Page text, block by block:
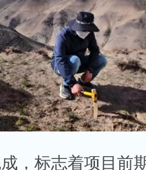
，标志着项目前